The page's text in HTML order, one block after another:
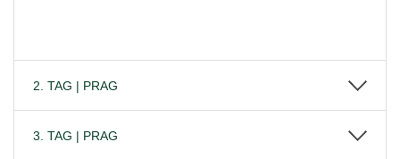
2. TAG | PRAG
3. TAG | PRAG